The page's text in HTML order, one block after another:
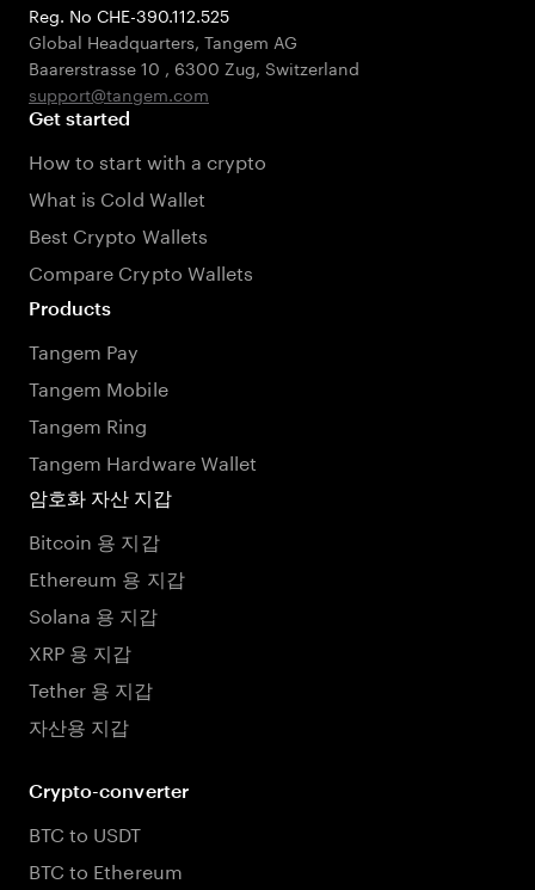
Reg. No CHE-390.112.525
Global Headquarters, Tangem AG
Baarerstrasse 10 , 6300 Zug, Switzerland
support@tangem.com
Get started
How to start with a crypto
What is Cold Wallet
Best Crypto Wallets
Compare Crypto Wallets
Products
Tangem Pay
Tangem Mobile
Tangem Ring
Tangem Hardware Wallet
암호화 자산 지갑
Bitcoin 용 지갑
Ethereum 용 지갑
Solana 용 지갑
XRP 용 지갑
Tether 용 지갑
자산용 지갑
Crypto-converter
BTC to USDT
BTC to Ethereum